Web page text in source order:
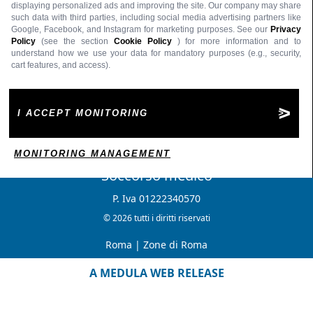
Soccorso medico
P. Iva 01222340570
© 2026 tutti i diritti riservati
Roma | Zone di Roma
A MEDULA WEB RELEASE
displaying personalized ads and improving the site. Our company may share
such data with third parties, including social media advertising partners like
Google, Facebook, and Instagram for marketing purposes. See our Privacy
Policy (see the section Cookie Policy
) for more information and to
understand how we use your data for mandatory purposes (e.g., security,
cart features, and access).
I ACCEPT MONITORING
MONITORING MANAGEMENT